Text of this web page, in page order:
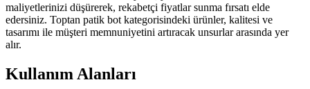
maliyetlerinizi düşürerek, rekabetçi fiyatlar sunma fırsatı elde
edersiniz. Toptan patik bot kategorisindeki ürünler, kalitesi ve
tasarımı ile müşteri memnuniyetini artıracak unsurlar arasında yer
alır.
Kullanım Alanları